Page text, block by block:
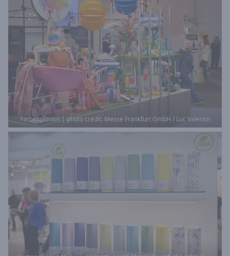
Farbexplosion | photo credit: Messe Frankfurt GmbH / Luc Valentin